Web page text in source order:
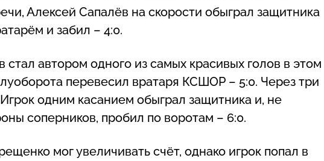
Алексей Сапалёв на скорости обыграл защитника
и забил – 4:0.
автором одного из самых красивых голов в этом
перевесил вратаря КСШОР – 5:0. Через три
одним касанием обыграл защитника и, не
соперников, пробил по воротам – 6:0.
мог увеличивать счёт, однако игрок попал в